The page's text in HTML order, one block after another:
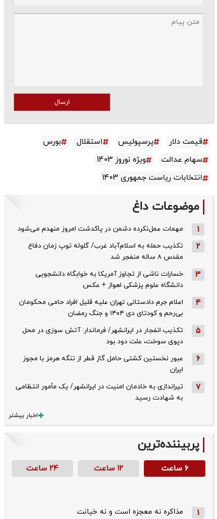
ارسال
قیمت دلار پرسپولیس استقلال
بورس
سهام عدالت
ویژه نوروز 1403
انتخابات ریاست جمهوری 1403
موضوعات داغ
1 مهمات عمل‌نکرده دشمن در پاکدشت امروز منهدم می‌شود
2
تکذیب حمله به اسلام‌آباد غرب/ گلوله توپ زمان دفاع
مقدس ۸ ساله منفجر شد
3
خسارات ناشی از تجاوز آمریکا به خوابگاه دانشجویی
دانشگاه علوم پزشکی اهواز + عکس
4
اعلام جرم دادستانی تهران علیه قلیل افراد حامی محکومان
بی‌رحم و کودتای دی‌ ۱۴۰۴ و جنگ رمضان
5
تکذیب ‌انفجار در ایرانشهر/ فرماندار: آتش سوزی در محل
دپوی سوخت، علت دود بود
6
عبور نخستین کشتی حامل گاز قطر از تنگه هرمز با مجوز
ایران
7
تیراندازی به خادمان امنیت در ایرانشهر/ یک مأمور انتظامی
به شهادت رسید
اخبار بیشتر
پربیننده‌ترین
۶ ساعت ۱۲ ساعت ۲۴ ساعت
1 مذاکره نه معجزه است و نه خیانت